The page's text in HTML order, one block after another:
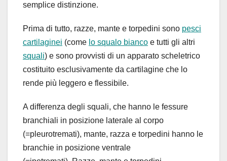
semplice distinzione.
Prima di tutto, razze, mante e torpedini sono pesci
cartilaginei (come lo squalo bianco e tutti gli altri
squali) e sono provvisti di un apparato scheletrico
costituito esclusivamente da cartilagine che lo
rende più leggero e flessibile.
A differenza degli squali, che hanno le fessure
branchiali in posizione laterale al corpo
(=pleurotremati), mante, razza e torpedini hanno le
branchie in posizione ventrale